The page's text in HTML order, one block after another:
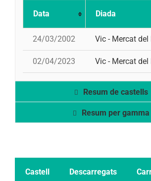
Data Diada
24/03/2002 Vic - Mercat del
02/04/2023 Vic - Mercat del
Resum de castells
Resum per gamma
Castell Descarregats